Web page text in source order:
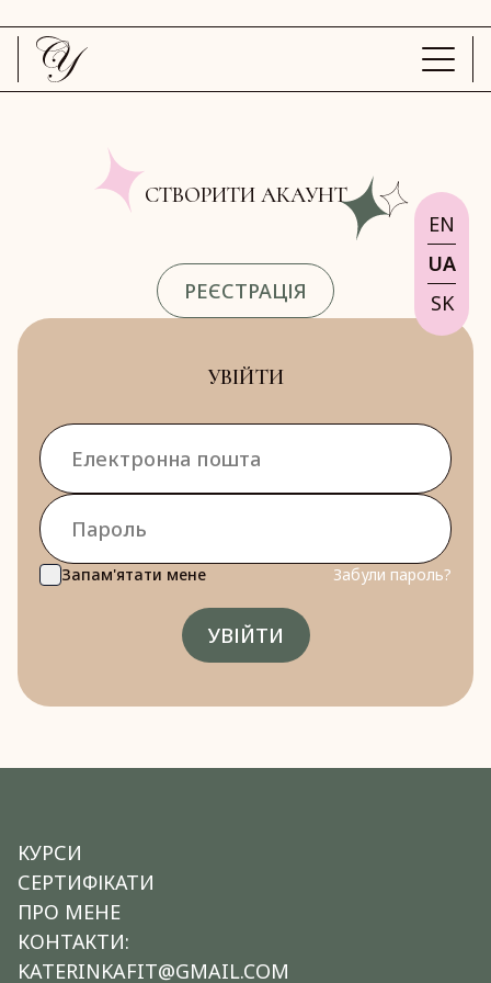
EN
UA
SK
СТВОРИТИ АКАУНТ
РЕЄСТРАЦІЯ
УВІЙТИ
Запам'ятати мене Забули пароль?
УВІЙТИ
КУРСИ
СЕРТИФІКАТИ
ПРО МЕНЕ
КОНТАКТИ:
KATERINKAFIT@GMAIL.COM